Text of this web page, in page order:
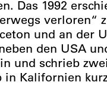
Das 1992
verloren“
und an der
den USA
und schrieb
in Kalifornien